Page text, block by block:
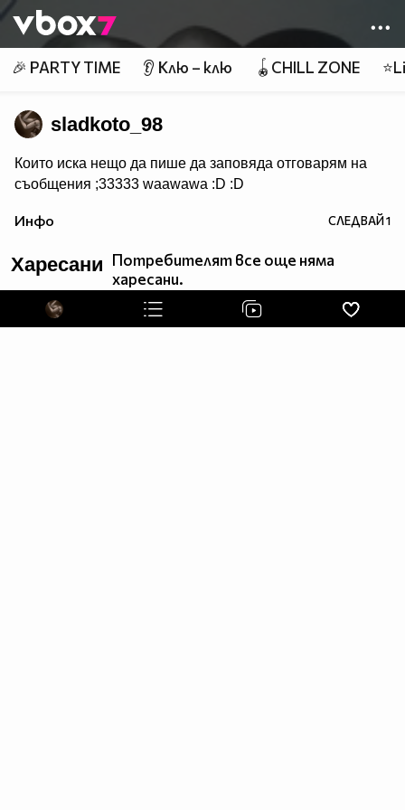
Member of
👾
🎉 PARTY TIME 👂 Клю – клю 🪀CHILL ZONE
sladkoto_98
Които иска нещо да пише да заповяда отговарям на
съобщения ;33333 waawawa :D :D
Инфо СЛЕДВАЙ1
Харесани Потребителят все още няма
харесани.